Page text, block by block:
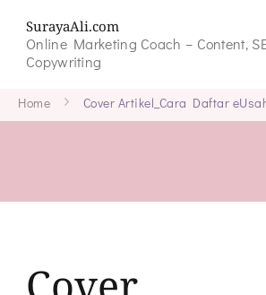
SurayaAli.com
Online Marketing Coach – Content,
Copywriting
Home Cover Artikel_Cara Daftar